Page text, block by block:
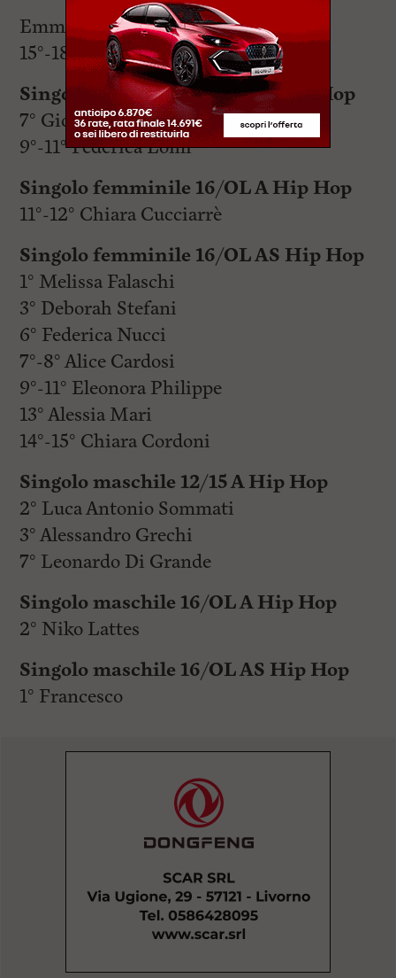
Emma Taccini
15°-18° Alessia Bello
Singolo femminile 12/15 AS Hip Hop
7° Giorgia Bandinelli
9°-11° Federica Lomi
Singolo femminile 16/OL A Hip Hop
11°-12° Chiara Cucciarrè
Singolo femminile 16/OL AS Hip Hop
1° Melissa Falaschi
3° Deborah Stefani
6° Federica Nucci
7°-8° Alice Cardosi
9°-11° Eleonora Philippe
13° Alessia Mari
14°-15° Chiara Cordoni
Singolo maschile 12/15 A Hip Hop
2° Luca Antonio Sommati
3° Alessandro Grechi
7° Leonardo Di Grande
Singolo maschile 16/OL A Hip Hop
2° Niko Lattes
Singolo maschile 16/OL AS Hip Hop
1° Francesco